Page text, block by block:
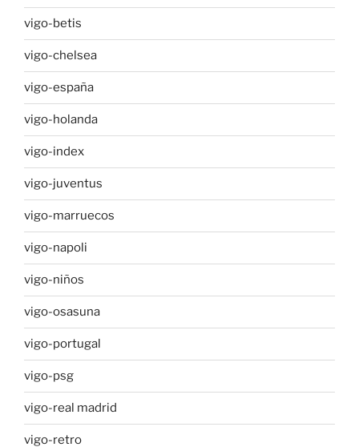
vigo-betis
vigo-chelsea
vigo-españa
vigo-holanda
vigo-index
vigo-juventus
vigo-marruecos
vigo-napoli
vigo-niños
vigo-osasuna
vigo-portugal
vigo-psg
vigo-real madrid
vigo-retro